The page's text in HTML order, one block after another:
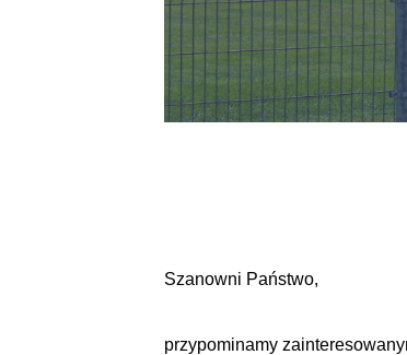
Szanowni Państwo,
przypominamy